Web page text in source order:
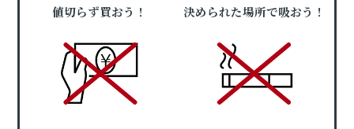
値切らず買おう！ 決められた場所で吸おう！